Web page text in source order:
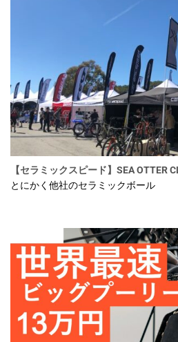
【セラミックスピード】SEA OTTER
とにかく他社のセラミックボール